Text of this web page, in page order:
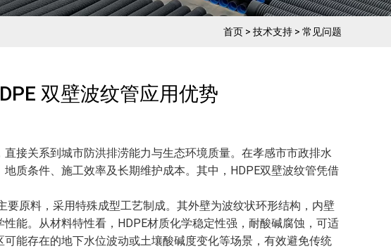
首页 > 技术支持 > 常见问题
双壁波纹管应用优势
接关系到城市防洪排涝能力与生态环境质量。在孝感市市政排水
质条件、施工效率及长期维护成本。其中，HDPE双壁波纹管凭借
要原料，采用特殊成型工艺制成。其外壁为波纹状环形结构，内壁
能。从材料特性看，HDPE材质化学稳定性强，耐酸碱腐蚀，可适
能存在的地下水位波动或土壤酸碱度变化等场景，有效避免传统